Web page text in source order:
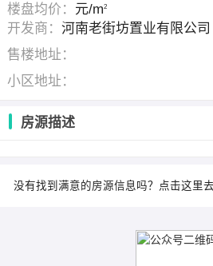
楼盘均价： 元/m2
开发商：河南老街坊置业有限公司
售楼地址：
小区地址：
房源描述
没有找到满意的房源信息吗？点击这里